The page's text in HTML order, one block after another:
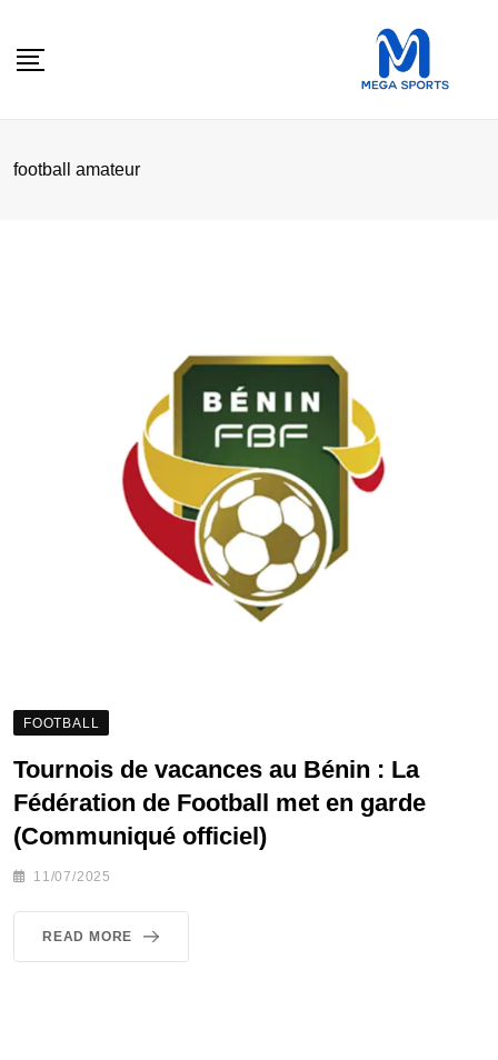
football amateur
FOOTBALL
Tournois de vacances au Bénin : La
Fédération de Football met en garde
(Communiqué officiel)
11/07/2025
READ MORE